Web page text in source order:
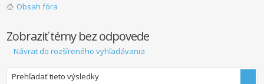
Obsah fóra
Zobraziť témy bez odpovede
Návrat do rozšíreného vyhľadávania